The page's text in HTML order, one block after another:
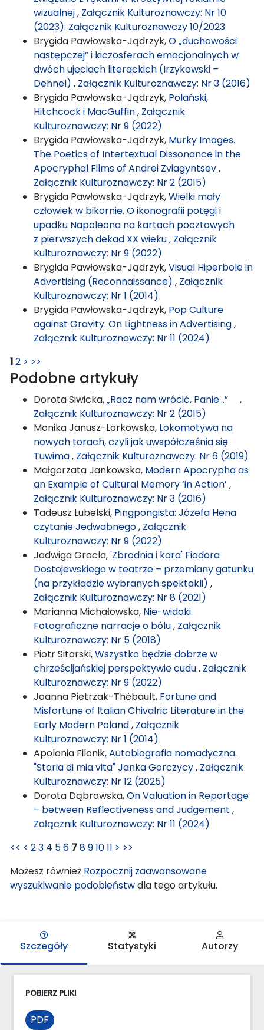
wizualnej, Załącznik Kulturoznawczy: Nr 10
(2023): Załącznik Kulturoznawczy 10/2023
Brygida Pawłowska-Jądrzyk,O „duchowości
następczej” i kiczosferach emocjonalnych w
dwóch ujęciach literackich (Irzykowski –
Dehnel) , Załącznik Kulturoznawczy: Nr 3 (2016)
Brygida Pawłowska-Jądrzyk, Polański,
Hitchcock i MacGuffin, Załącznik
Kulturoznawczy: Nr 9 (2022)
Brygida Pawłowska-Jądrzyk, Murky Images.
The Poetics of Intertextual Dissonance in the
Apocryphal Films of Andrei Zviagyntsev,
Załącznik Kulturoznawczy: Nr 2 (2015)
Brygida Pawłowska-Jądrzyk,Wielki mały
człowiek w bikornie. O ikonografii potęgi i
upadku Napoleona na kartach pocztowych
z pierwszych dekad XX wieku, Załącznik
Kulturoznawczy: Nr 9 (2022)
Brygida Pawłowska-Jądrzyk,Visual Hiperbole in
Advertising (Reconnaissance) , Załącznik
Kulturoznawczy: Nr 1 (2014)
Brygida Pawłowska-Jądrzyk, Pop Culture
against Gravity. On Lightness in Advertising,
Załącznik Kulturoznawczy: Nr 11 (2024)
12 > >>
Podobne artykuły
Dorota Siwicka,„Racz nam wrócić, Panie...” ,
Załącznik Kulturoznawczy: Nr 2 (2015)
Monika Janusz-Lorkowska, Lokomotywa na
nowych torach, czyli jak uwspółcześnia się
Tuwima, Załącznik Kulturoznawczy: Nr 6 (2019)
Małgorzata Jankowska, Modern Apocrypha as
an Example of Cultural Memory ‘in Action’ ,
Załącznik Kulturoznawczy: Nr 3 (2016)
Tadeusz Lubelski, Pingpongista: Józefa Hena
czytanie Jedwabnego, Załącznik
Kulturoznawczy: Nr 9 (2022)
Jadwiga Gracla,'Zbrodnia i kara' Fiodora
Dostojewskiego w teatrze – przemiany gatunku
(na przykładzie wybranych spektakli) ,
Załącznik Kulturoznawczy: Nr 8 (2021)
Marianna Michałowska, Nie-widoki.
Fotograficzne narracje o bólu, Załącznik
Kulturoznawczy: Nr 5 (2018)
Piotr Sitarski,Wszystko będzie dobrze w
chrześcijańskiej perspektywie cudu, Załącznik
Kulturoznawczy: Nr 9 (2022)
Joanna Pietrzak-Thėbault, Fortune and
Misfortune of Italian Chivalric Literature in the
Early Modern Poland, Załącznik
Kulturoznawczy: Nr 1 (2014)
Apolonia Filonik,Autobiografia nomadyczna.
"Storia di mia vita" Janka Gorczycy, Załącznik
Kulturoznawczy: Nr 12 (2025)
Dorota Dąbrowska,On Valuation in Reportage
– between Reflectiveness and Judgement ,
Załącznik Kulturoznawczy: Nr 11 (2024)
<< < 23 4 56 7891011 > >>
Możesz również Rozpocznij zaawansowane
wyszukiwanie podobieństwdla tego artykułu.
Szczegóły Statystyki Autorzy
POBIERZ PLIKI
PDF